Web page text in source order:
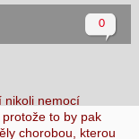
0
nikoli nemocí
to by pak
chorobou, kterou